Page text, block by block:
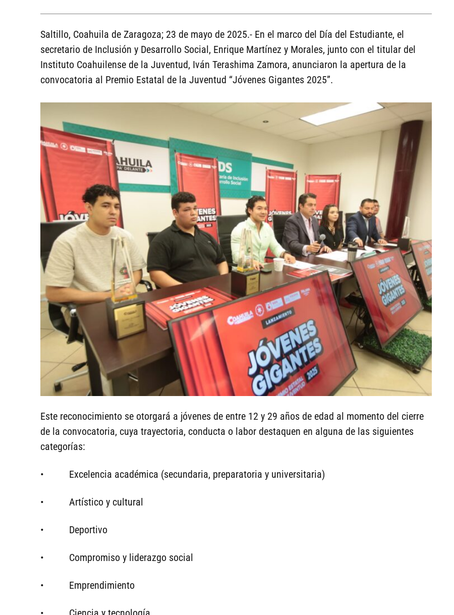
Saltillo, Coahuila de Zaragoza; 23 de mayo de 2025.- En el marco del Día del Estudiante, el
secretario de Inclusión y Desarrollo Social, Enrique Martínez y Morales, junto con el titular del
Instituto Coahuilense de la Juventud, Iván Terashima Zamora, anunciaron la apertura de la
convocatoria al Premio Estatal de la Juventud “Jóvenes Gigantes 2025”.
Este reconocimiento se otorgará a jóvenes de entre 12 y 29 años de edad al momento del cierre
de la convocatoria, cuya trayectoria, conducta o labor destaquen en alguna de las siguientes
categorías:
• Excelencia académica (secundaria, preparatoria y universitaria)
• Artístico y cultural
• Deportivo
• Compromiso y liderazgo social
• Emprendimiento